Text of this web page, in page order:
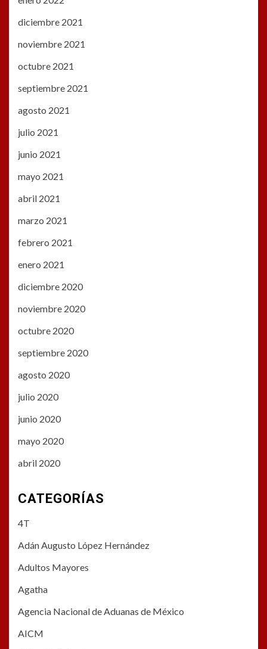
diciembre 2021
noviembre 2021
octubre 2021
septiembre 2021
agosto 2021
julio 2021
junio 2021
mayo 2021
abril 2021
marzo 2021
febrero 2021
enero 2021
diciembre 2020
noviembre 2020
octubre 2020
septiembre 2020
agosto 2020
julio 2020
junio 2020
mayo 2020
abril 2020
CATEGORÍAS
4T
Adán Augusto López Hernández
Adultos Mayores
Agatha
Agencia Nacional de Aduanas de México
AICM